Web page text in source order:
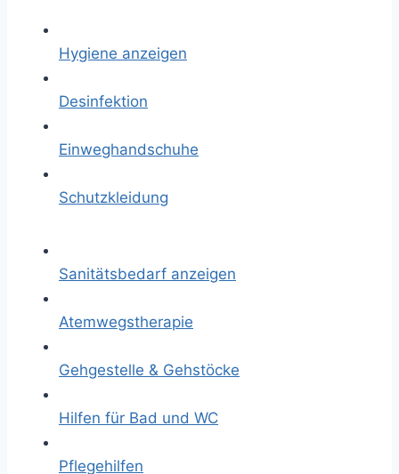
Hygiene anzeigen
Desinfektion
Einweghandschuhe
Schutzkleidung
Sanitätsbedarf anzeigen
Atemwegstherapie
Gehgestelle & Gehstöcke
Hilfen für Bad und WC
Pflegehilfen